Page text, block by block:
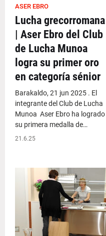
ASER EBRO
Lucha grecorromana
| Aser Ebro del Club
de Lucha Munoa
logra su primer oro
en categoría sénior
Barakaldo, 21 jun 2025 . El
integrante del Club de Lucha
Munoa Aser Ebro ha logrado
su primera medalla de…
21.6.25